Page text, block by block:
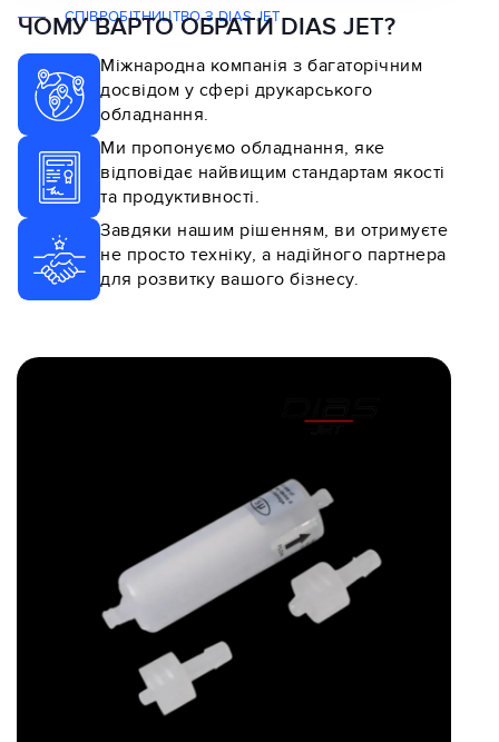
СПІВРОБІТНИЦТВО З DIAS JET
ЧОМУ ВАРТО ОБРАТИ DIAS JET?
Міжнародна компанія з багаторічним
досвідом у сфері друкарського
обладнання.
Ми пропонуємо обладнання, яке
відповідає найвищим стандартам якості
та продуктивності.
Завдяки нашим рішенням, ви отримуєте
не просто техніку, а надійного партнера
для розвитку вашого бізнесу.